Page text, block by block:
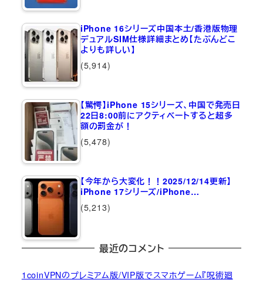
iPhone 16シリーズ中国本土/香港版物理
デュアルSIM仕様詳細まとめ【たぶんどこ
よりも詳しい】
(5,914)
【驚愕】iPhone 15シリーズ、中国で発売日
22日8:00前にアクティベートすると超多
額の罰金が！
(5,478)
【今年から大変化！！2025/12/14更新】
iPhone 17シリーズ/iPhone…
(5,213)
最近のコメント
1coinVPNのプレミアム版/VIP版でスマホゲーム『呪術廻